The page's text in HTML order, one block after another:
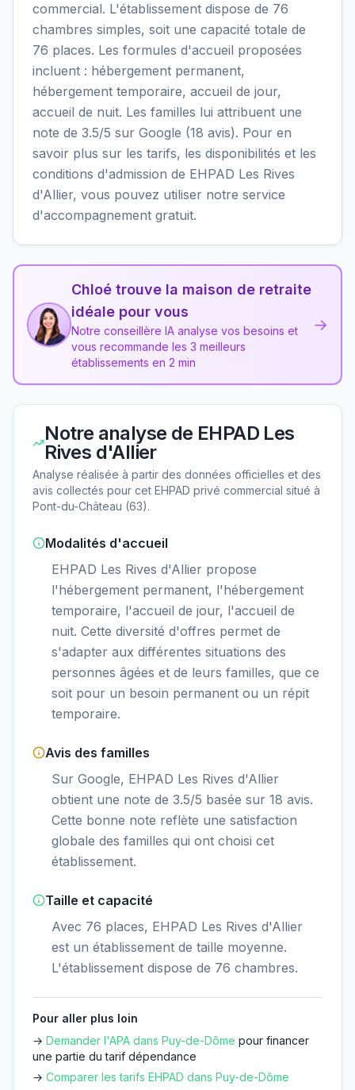
commercial. L'établissement dispose de 76
chambres simples, soit une capacité totale de
76 places. Les formules d'accueil proposées
incluent : hébergement permanent,
hébergement temporaire, accueil de jour,
accueil de nuit. Les familles lui attribuent une
note de 3.5/5 sur Google (18 avis). Pour en
savoir plus sur les tarifs, les disponibilités et les
conditions d'admission de EHPAD Les Rives
d'Allier, vous pouvez utiliser notre service
d'accompagnement gratuit.
Chloé trouve la maison de retraite
idéale pour vous
Notre conseillère IA analyse vos besoins et
vous recommande les 3 meilleurs
établissements en 2 min
→
Notre analyse de EHPAD Les
Rives d'Allier
Analyse réalisée à partir des données officielles et des
avis collectés pour cet EHPAD privé commercial situé à
Pont-du-Château (63).
Modalités d'accueil
EHPAD Les Rives d'Allier propose
l'hébergement permanent, l'hébergement
temporaire, l'accueil de jour, l'accueil de
nuit. Cette diversité d'offres permet de
s'adapter aux différentes situations des
personnes âgées et de leurs familles, que ce
soit pour un besoin permanent ou un répit
temporaire.
Avis des familles
Sur Google, EHPAD Les Rives d'Allier
obtient une note de 3.5/5 basée sur 18 avis.
Cette bonne note reflète une satisfaction
globale des familles qui ont choisi cet
établissement.
Taille et capacité
Avec 76 places, EHPAD Les Rives d'Allier
est un établissement de taille moyenne.
L'établissement dispose de 76 chambres.
Pour aller plus loin
→ Demander l'APA dans Puy-de-Dôme pour financer
une partie du tarif dépendance
→ Comparer les tarifs EHPAD dans Puy-de-Dôme